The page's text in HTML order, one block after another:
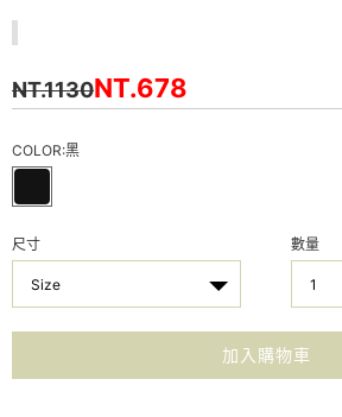
NT.1130NT.678
COLOR:黑
尺寸
Size
數量
1
加入購物車